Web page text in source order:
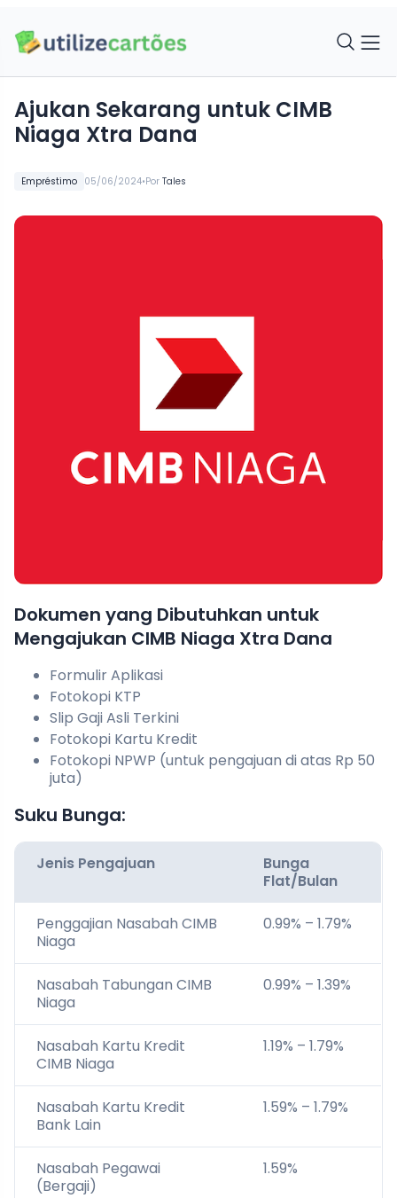
Empréstimo 05/06/2024•Por Tales
Ajukan Sekarang untuk CIMB
Niaga Xtra Dana
Dokumen yang Dibutuhkan untuk
Mengajukan CIMB Niaga Xtra Dana
Formulir Aplikasi
Fotokopi KTP
Slip Gaji Asli Terkini
Fotokopi Kartu Kredit
Fotokopi NPWP (untuk pengajuan di atas Rp 50
juta)
Suku Bunga:
Jenis Pengajuan
Bunga
Flat/Bulan
Penggajian Nasabah CIMB
Niaga
0.99% – 1.79%
Nasabah Tabungan CIMB
Niaga
0.99% – 1.39%
Nasabah Kartu Kredit
CIMB Niaga
1.19% – 1.79%
Nasabah Kartu Kredit
Bank Lain
1.59% – 1.79%
Nasabah Pegawai
(Bergaji)
1.59%